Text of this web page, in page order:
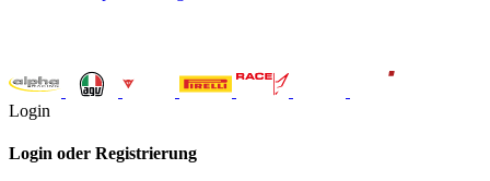
Login
Login oder Registrierung